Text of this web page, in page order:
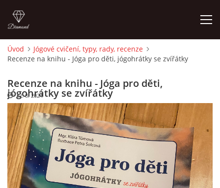
ÚVOD
O MĚ
FOTOALBUM
DĚJINY VÝTVARNÉHO UMĚNÍ
NOVINKY ZE ŠKOLSTVÍ 2025
Úvod
Jógové cvičení, typy, rady, recenze
Recenze na knihu - Jóga pro děti, jógohrátky se zvířátky
Recenze na knihu - Jóga pro děti,
jógohrátky se zvířátky
22. 8. 2024